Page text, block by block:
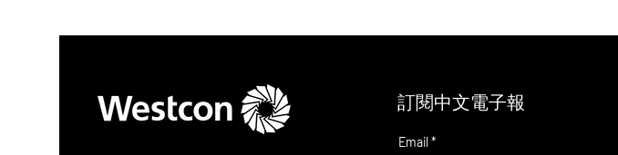
訂閱中文電子報
Email